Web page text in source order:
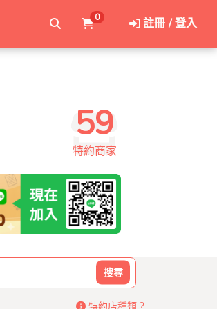
0 註冊 / 登入
59
特約商家
搜尋
特約店種類？